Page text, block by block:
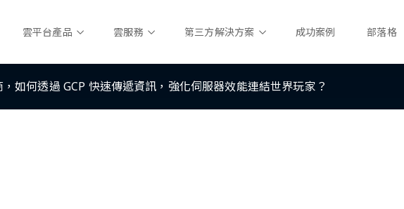
雲平台產品 雲服務 第三方解決方案 成功案例 部落格
如何透過 GCP 快速傳遞資訊，強化伺服器效能連結世界玩家？